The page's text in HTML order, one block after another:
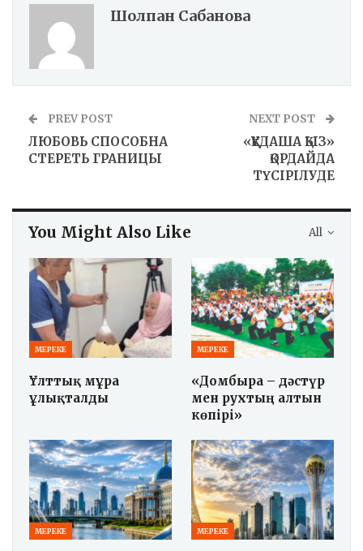
Шолпан Сабанова
PREV POST
ЛЮБОВЬ СПОСОБНА
СТЕРЕТЬ ГРАНИЦЫ
NEXT POST
«ҚҰДАША ҚЫЗ»
ҚОРДАЙДА
ТҮСІРІЛУДЕ
All
You Might Also Like
МЕРЕКЕ
Ұлттық мұра
ұлықталды
МЕРЕКЕ
«Домбыра – дәстүр
мен рухтың алтын
көпірі»
МЕРЕКЕ МЕРЕКЕ